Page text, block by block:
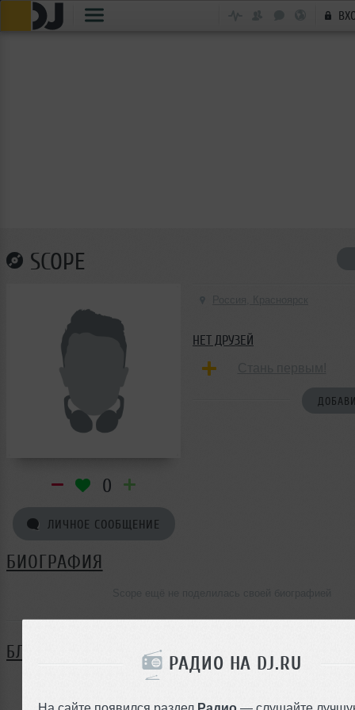
РАДИО НА DJ.RU
На сайте появился раздел Радио — слушайте
SCOPE
0
ЛИЧНОЕ СООБЩЕНИЕ
НЕТ ДРУЗЕЙ
БИОГРАФИЯ
БЛОГ